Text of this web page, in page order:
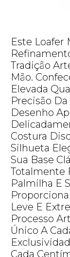
Este Loafer
Tradição
Mão.
Elevada
Precisão
Desenho
Costura
Silhueta
Sua Base
Totalmente
Palmilha E
Leve E
Processo
Único A
Cada